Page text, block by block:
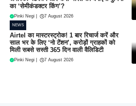
का ‘सेमीकंडक्टर किंग’?
Pinki Negi 7 August 2026
NEWS
Airtel का मास्टरस्ट्रोक! 1 बार रिचार्ज करें और
साल भर के लिए ‘नो टेंशन’, करोड़ों ग्राहकों को
मिली सबसे सस्ती 365 दिन वाली वैलिडिटी
Pinki Negi 7 August 2026